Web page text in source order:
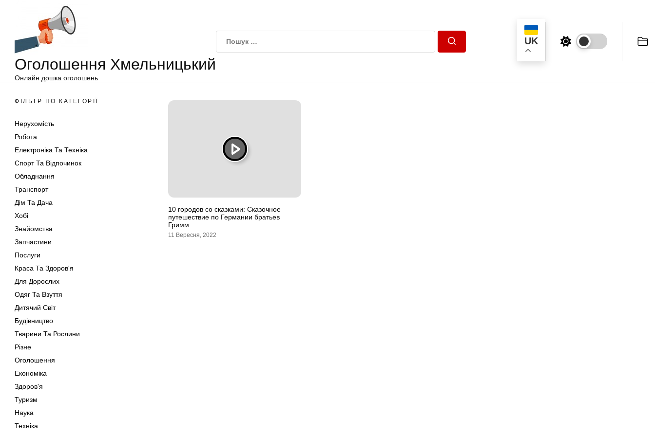
Оголошення Хмельницький
Онлайн дошка оголошень
UK
ФІЛЬТР ПО КАТЕГОРІЇ
Нерухомість
Робота
Електроніка Та Техніка
Спорт Та Відпочинок
Обладнання
Транспорт
Дім Та Дача
Хобі
Знайомства
Запчастини
Послуги
Краса Та Здоров'я
Для Дорослих
Одяг Та Взуття
Дитячий Світ
Будівництво
Тварини Та Рослини
Різне
Оголошення
Економіка
Здоров'я
Туризм
Наука
Техніка
10 городов со сказками: Сказочное
путешествие по Германии братьев
Гримм
11 Вересня, 2022